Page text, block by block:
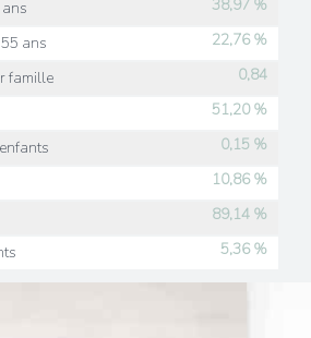
38,97 %
ans
22,76 %
famille
0,84
51,20 %
0,15 %
10,86 %
89,14 %
5,36 %